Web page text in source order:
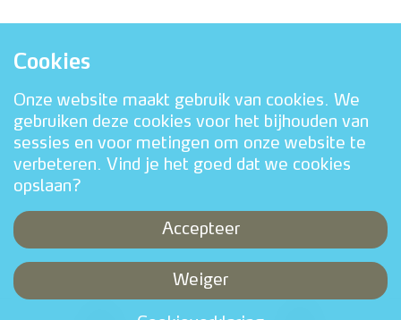
Cookies
Onze website maakt gebruik van cookies. We
gebruiken deze cookies voor het bijhouden van
sessies en voor metingen om onze website te
verbeteren. Vind je het goed dat we cookies
opslaan?
Accepteer
Weiger